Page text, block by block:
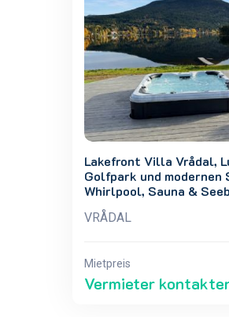
Lakefront Villa Vrådal,
Golfpark und modernen
Whirlpool, Sauna &
VRÅDAL
Mietpreis
Vermieter